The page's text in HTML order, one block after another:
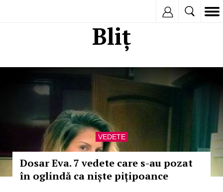
Bliț
VEDETE
Dosar Eva. 7 vedete care s-au pozat
în oglindă ca niște pițipoance